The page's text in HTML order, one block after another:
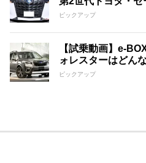
ピックアップ
【試乗動画】e-
ォレスターはどん
ピックアップ